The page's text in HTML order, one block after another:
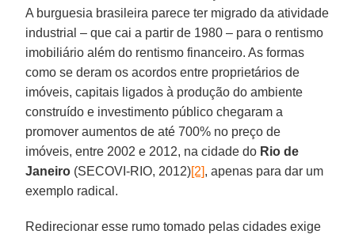
A burguesia brasileira parece ter migrado da atividade
industrial – que cai a partir de 1980 – para o rentismo
imobiliário além do rentismo financeiro. As formas
como se deram os acordos entre proprietários de
imóveis, capitais ligados à produção do ambiente
construído e investimento público chegaram a
promover aumentos de até 700% no preço de
imóveis, entre 2002 e 2012, na cidade do Rio de
Janeiro (SECOVI-RIO, 2012)[2], apenas para dar um
exemplo radical.
Redirecionar esse rumo tomado pelas cidades exige